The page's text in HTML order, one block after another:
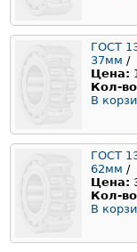
ГОСТ
37мм /
Цена:
Кол-
В
ГОСТ
62мм /
Цена:
Кол-
В